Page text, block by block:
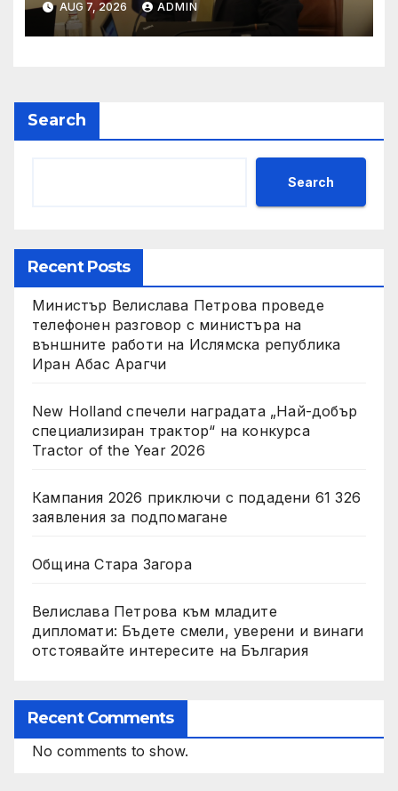
AUG 7, 2026 ADMIN
Search
Search
Recent Posts
Министър Велислава Петрова проведе
телефонен разговор с министъра на
външните работи на Ислямска република
Иран Абас Арагчи
New Holland спечели наградата „Най-добър
специализиран трактор“ на конкурса
Tractor of the Year 2026
Кампания 2026 приключи с подадени 61 326
заявления за подпомагане
Община Стара Загора
Велислава Петрова към младите
дипломати: Бъдете смели, уверени и винаги
отстоявайте интересите на България
Recent Comments
No comments to show.